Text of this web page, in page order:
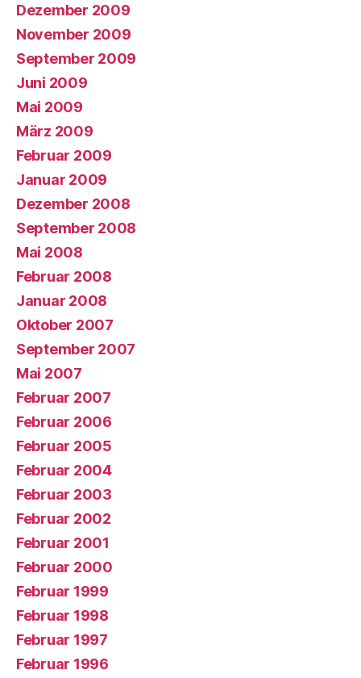
Dezember 2009
November 2009
September 2009
Juni 2009
Mai 2009
März 2009
Februar 2009
Januar 2009
Dezember 2008
September 2008
Mai 2008
Februar 2008
Januar 2008
Oktober 2007
September 2007
Mai 2007
Februar 2007
Februar 2006
Februar 2005
Februar 2004
Februar 2003
Februar 2002
Februar 2001
Februar 2000
Februar 1999
Februar 1998
Februar 1997
Februar 1996